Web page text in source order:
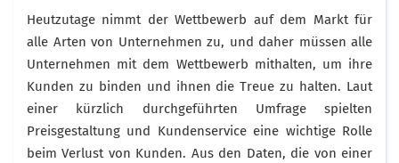
Heutzutage nimmt der Wettbewerb auf dem Markt für
alle Arten von Unternehmen zu, und daher müssen alle
Unternehmen mit dem Wettbewerb mithalten, um ihre
Kunden zu binden und ihnen die Treue zu halten. Laut
einer kürzlich durchgeführten Umfrage spielten
Preisgestaltung und Kundenservice eine wichtige Rolle
beim Verlust von Kunden. Aus den Daten, die von einer